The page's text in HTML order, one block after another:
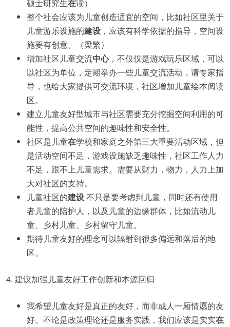
硕士研究生在读）
整个社会应该为儿童创造适宜的空间，比如社区里关于
儿童游乐设施的建设 ，应该有科学依据的指导，空间设
施要有创意。（梁繁）
增加社区儿童交流中心，不仅仅是游戏玩乐区域，可以
以社区为单位，定期举办一些儿童交流活动，请专家指
导，也给大家提供可交流环境，社区增加儿童绘本阅读
区。
建立儿童友好型城市与社区需要充分挖掘空间利用的可
能性，提高公共空间的趣味性和安全性。
社区是儿童在学校和家庭之外第三大重要活动区域，但
是活动空间不足，游戏设施缺乏趣味性，社区工作人力
不足，跟不上儿童需求。需要从财力，物力，人力上加
大对社区的支持。
儿童社区的建设不只是要考虑到儿童，同时还有使用
者儿童的陪护人，以及儿童的边缘群体，比如流动儿
童、乡村儿童、乡村留守儿童。
期待儿童友好的理念可以辐射到很多偏远和落后的地
区。
4. 建议加强儿童友好工作创新和本源回归
我希望儿童友好是真正的友好，而非成人一厢情愿的友
好。不论是政策理论还是服务实践，我们应该是实实在